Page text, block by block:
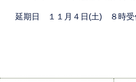
延期日 １１月４日(土) ８時受